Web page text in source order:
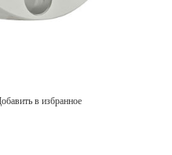
в избранное